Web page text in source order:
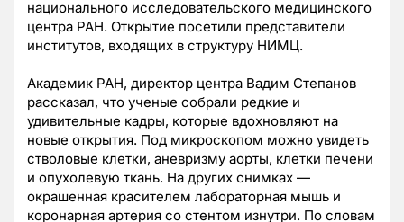
национального исследовательского медицинского
центра РАН. Открытие посетили представители
институтов, входящих в структуру НИМЦ.
Академик РАН, директор центра Вадим Степанов
рассказал, что ученые собрали редкие и
удивительные кадры, которые вдохновляют на
новые открытия. Под микроскопом можно увидеть
стволовые клетки, аневризму аорты, клетки печени
и опухолевую ткань. На других снимках —
окрашенная красителем лабораторная мышь и
коронарная артерия со стентом изнутри. По словам